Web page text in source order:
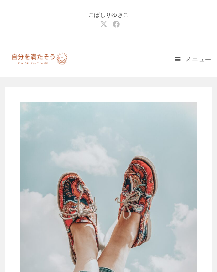
こばしりゆきこ
メニュー